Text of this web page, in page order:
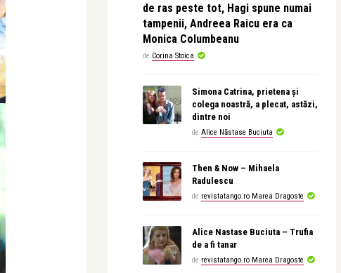
de ras peste tot, Hagi spune numai
tampenii, Andreea Raicu era ca
Monica Columbeanu
de Corina Stoica
Simona Catrina, prietena și
colega noastră, a plecat, astăzi,
dintre noi
de Alice Năstase Buciuta
Then & Now – Mihaela
Radulescu
de revistatango.ro Marea Dragoste
Alice Nastase Buciuta – Trufia
de a fi tanar
de revistatango.ro Marea Dragoste